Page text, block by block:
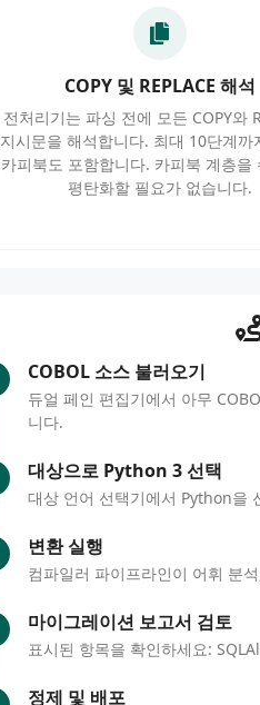
COPY 및 REPLACE 해석
전처리기는 파싱 전에 모든 COPY와
지시문을 해석합니다. 최대 10단계까
카피북도 포함합니다. 카피북 계층을
평탄화할 필요가 없습니다.
COBOL 소스 불러오기
듀얼 페인 편집기에서 아무
니다.
대상으로 Python 3 선택
대상 언어 선택기에서 Python을
변환 실행
컴파일러 파이프라인이 어휘 분
마이그레이션 보고서 검토
표시된 항목을 확인하세요:
정제 및 배포